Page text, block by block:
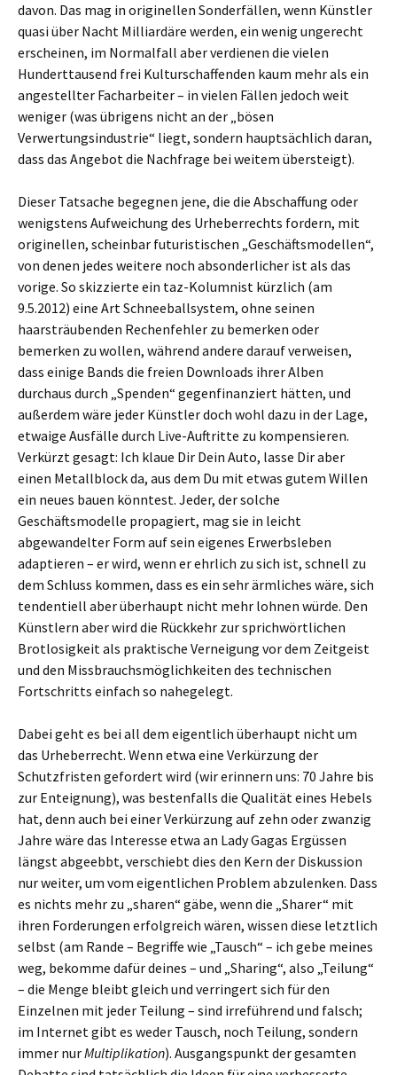
davon. Das mag in originellen Sonderfällen, wenn Künstler
quasi über Nacht Milliardäre werden, ein wenig ungerecht
erscheinen, im Normalfall aber verdienen die vielen
Hunderttausend frei Kulturschaffenden kaum mehr als ein
angestellter Facharbeiter – in vielen Fällen jedoch weit
weniger (was übrigens nicht an der „bösen
Verwertungsindustrie“ liegt, sondern hauptsächlich daran,
dass das Angebot die Nachfrage bei weitem übersteigt).
Dieser Tatsache begegnen jene, die die Abschaffung oder
wenigstens Aufweichung des Urheberrechts fordern, mit
originellen, scheinbar futuristischen „Geschäftsmodellen“,
von denen jedes weitere noch absonderlicher ist als das
vorige. So skizzierte ein taz-Kolumnist kürzlich (am
9.5.2012) eine Art Schneeballsystem, ohne seinen
haarsträubenden Rechenfehler zu bemerken oder
bemerken zu wollen, während andere darauf verweisen,
dass einige Bands die freien Downloads ihrer Alben
durchaus durch „Spenden“ gegenfinanziert hätten, und
außerdem wäre jeder Künstler doch wohl dazu in der Lage,
etwaige Ausfälle durch Live-Auftritte zu kompensieren.
Verkürzt gesagt: Ich klaue Dir Dein Auto, lasse Dir aber
einen Metallblock da, aus dem Du mit etwas gutem Willen
ein neues bauen könntest. Jeder, der solche
Geschäftsmodelle propagiert, mag sie in leicht
abgewandelter Form auf sein eigenes Erwerbsleben
adaptieren – er wird, wenn er ehrlich zu sich ist, schnell zu
dem Schluss kommen, dass es ein sehr ärmliches wäre, sich
tendentiell aber überhaupt nicht mehr lohnen würde. Den
Künstlern aber wird die Rückkehr zur sprichwörtlichen
Brotlosigkeit als praktische Verneigung vor dem Zeitgeist
und den Missbrauchsmöglichkeiten des technischen
Fortschritts einfach so nahegelegt.
Dabei geht es bei all dem eigentlich überhaupt nicht um
das Urheberrecht. Wenn etwa eine Verkürzung der
Schutzfristen gefordert wird (wir erinnern uns: 70 Jahre bis
zur Enteignung), was bestenfalls die Qualität eines Hebels
hat, denn auch bei einer Verkürzung auf zehn oder zwanzig
Jahre wäre das Interesse etwa an Lady Gagas Ergüssen
längst abgeebbt, verschiebt dies den Kern der Diskussion
nur weiter, um vom eigentlichen Problem abzulenken. Dass
es nichts mehr zu „sharen“ gäbe, wenn die „Sharer“ mit
ihren Forderungen erfolgreich wären, wissen diese letztlich
selbst (am Rande – Begriffe wie „Tausch“ – ich gebe meines
weg, bekomme dafür deines – und „Sharing“, also „Teilung“
– die Menge bleibt gleich und verringert sich für den
Einzelnen mit jeder Teilung – sind irreführend und falsch;
im Internet gibt es weder Tausch, noch Teilung, sondern
immer nurMultiplikation). Ausgangspunkt der gesamten